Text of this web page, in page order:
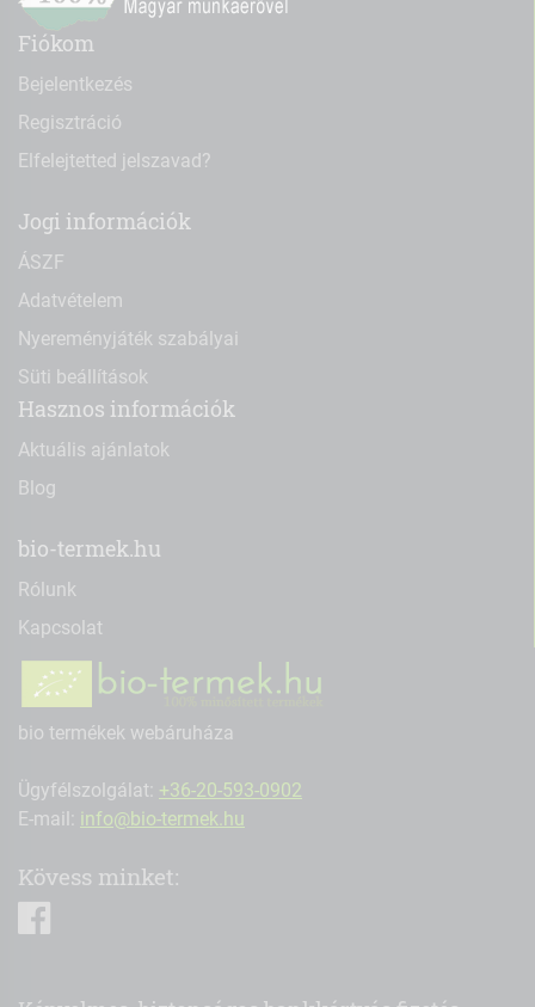
Fiókom
Bejelentkezés
Regisztráció
Elfelejtetted jelszavad?
Jogi információk
ÁSZF
Adatvételem
Nyereményjáték szabályai
Süti beállítások
Hasznos információk
Aktuális ajánlatok
Blog
bio-termek.hu
Rólunk
Kapcsolat
bio termékek webáruháza
Ügyfélszolgálat: +36-20-593-0902
E-mail: info@bio-termek.hu
Kövess minket: